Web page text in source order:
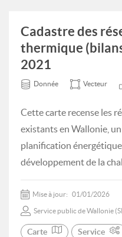
Cadastre des
thermique
2021
Donnée Vecteur
Cette carte recense les
existants en Wallonie,
planification
développement de la
Mise à jour: 01/01/2026
Service public de Wallonie
Carte Service